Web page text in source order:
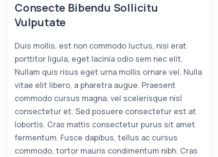
Consecte Bibendu Sollicitu
Vulputate
Duis mollis, est non commodo luctus, nisi erat
porttitor ligula, eget lacinia odio sem nec elit.
Nullam quis risus eget urna mollis ornare vel. Nulla
vitae elit libero, a pharetra augue. Praesent
commodo cursus magna, vel scelerisque nisl
consectetur et. Sed posuere consectetur est at
lobortis. Cras mattis consectetur purus sit amet
fermentum. Fusce dapibus, tellus ac cursus
commodo, tortor mauris condimentum nibh. Cras